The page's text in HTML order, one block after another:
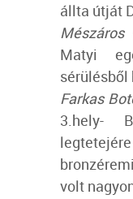
állta útját
Mészáros
Matyi
sérülésből
Farkas
3.hely-
volt